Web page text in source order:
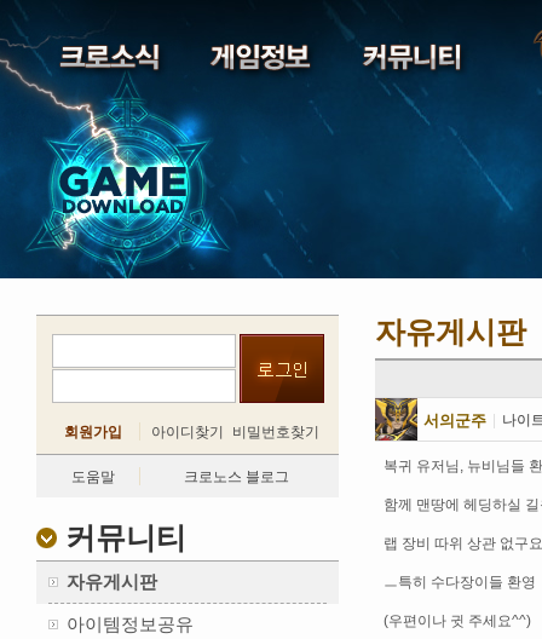
회원가입 아이디찾기 비밀번호찾기
도움말 크로노스 블로그
커뮤니티
자유게시판
아이템정보공유
자유게시판
서의군주 나이
복귀 유저님, 뉴비님들
함께 맨땅에 헤딩하실
랩 장비 따위 상관 없구
ㅡ특히 수다장이들 환영
(우편이나 귓 주세요^^)